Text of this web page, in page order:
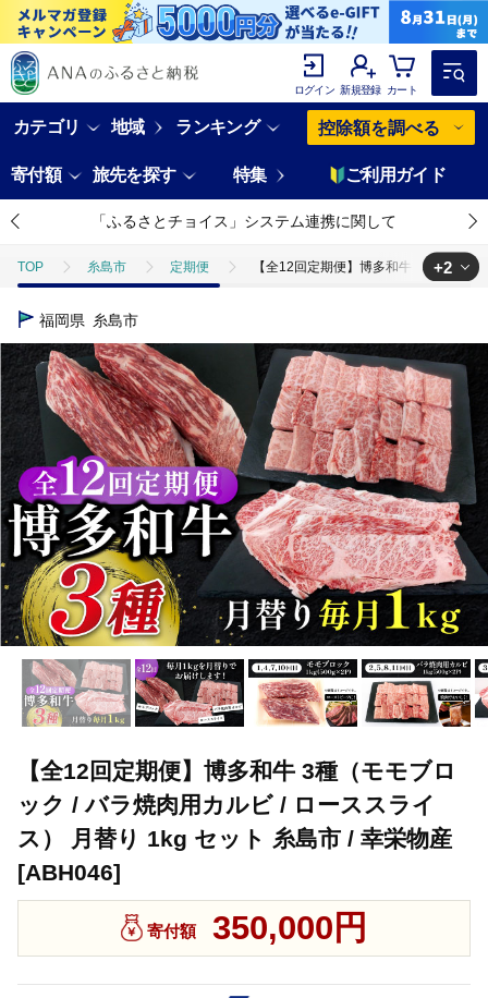
ログイン 新規登録 カート
カテゴリ 地域 ランキング 控除額を調べる
寄付額 旅先を探す 特集 ご利用ガイド
「ふるさとチョイス」システム連携に関して
TOP 糸島市 定期便 【全12回定期便】博多和牛 3種（モモ
TOP
TOP 肉 牛肉 焼肉(牛肉) 【全12回定期便】博多和牛
+2
福岡県 糸島市
【全12回定期便】博多和牛 3種（モモブロ
ック / バラ焼肉用カルビ / ローススライ
ス） 月替り 1kg セット 糸島市 / 幸栄物産
[ABH046]
寄付額 350,000円